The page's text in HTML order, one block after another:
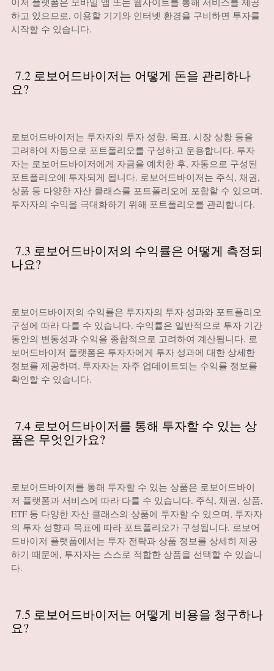
하고 있으므로, 이용할 기기와 인터넷 환경을 구비하면 투자를
시작할 수 있습니다.
7.2 로보어드바이저는 어떻게 돈을 관리하나
요?
로보어드바이저는 투자자의 투자 성향, 목표, 시장 상황 등을
고려하여 자동으로 포트폴리오를 구성하고 운용합니다. 투자
자는 로보어드바이저에게 자금을 예치한 후, 자동으로 구성된
포트폴리오에 투자되게 됩니다. 로보어드바이저는 주식, 채권,
상품 등 다양한 자산 클래스를 포트폴리오에 포함할 수 있으며,
투자자의 수익을 극대화하기 위해 포트폴리오를 관리합니다.
7.3 로보어드바이저의 수익률은 어떻게 측정되
나요?
로보어드바이저의 수익률은 투자자의 투자 성과와 포트폴리오
구성에 따라 다를 수 있습니다. 수익률은 일반적으로 투자 기간
동안의 변동성과 수익을 종합적으로 고려하여 계산됩니다. 로
보어드바이저 플랫폼은 투자자에게 투자 성과에 대한 상세한
정보를 제공하며, 투자자는 자주 업데이트되는 수익률 정보를
확인할 수 있습니다.
7.4 로보어드바이저를 통해 투자할 수 있는 상
품은 무엇인가요?
로보어드바이저를 통해 투자할 수 있는 상품은 로보어드바이
저 플랫폼과 서비스에 따라 다를 수 있습니다. 주식, 채권, 상품,
ETF 등 다양한 자산 클래스의 상품에 투자할 수 있으며, 투자자
의 투자 성향과 목표에 따라 포트폴리오가 구성됩니다. 로보어
드바이저 플랫폼에서는 투자 전략과 상품 정보를 상세히 제공
하기 때문에, 투자자는 스스로 적합한 상품을 선택할 수 있습니
다.
7.5 로보어드바이저는 어떻게 비용을 청구하나
요?